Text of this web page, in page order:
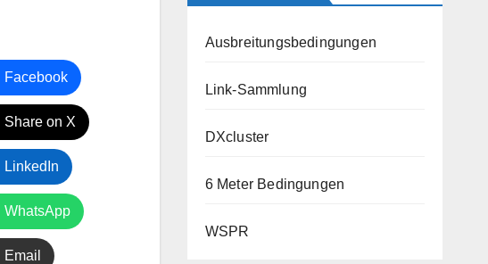
Facebook
Share on X
LinkedIn
WhatsApp
Email
Ausbreitungsbedingungen
Link-Sammlung
DXcluster
6 Meter Bedingungen
WSPR